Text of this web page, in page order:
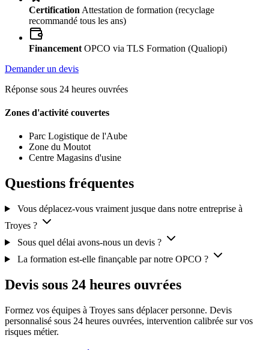
Certification Attestation de formation (recyclage
recommandé tous les ans)
Financement OPCO via TLS Formation (Qualiopi)
Demander un devis
Réponse sous 24 heures ouvrées
Zones d'activité couvertes
Parc Logistique de l'Aube
Zone du Moutot
Centre Magasins d'usine
Questions fréquentes
Vous déplacez-vous vraiment jusque dans notre entreprise à
Troyes ?
Sous quel délai avons-nous un devis ?
La formation est-elle finançable par notre OPCO ?
Devis sous 24 heures ouvrées
Formez vos équipes à Troyes sans déplacer personne. Devis
personnalisé sous 24 heures ouvrées, intervention calibrée sur vos
risques métier.